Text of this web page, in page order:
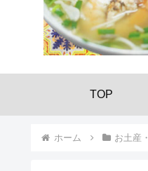
TOP
ホーム お土産